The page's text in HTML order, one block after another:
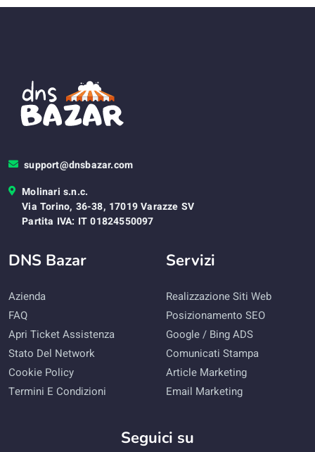
support@dnsbazar.com
Molinari s.n.c.
Via Torino, 36-38, 17019 Varazze SV
Partita IVA: IT 01824550097
DNS Bazar
Azienda
FAQ
Apri Ticket Assistenza
Stato Del Network
Cookie Policy
Termini E Condizioni
Servizi
Realizzazione Siti Web
Posizionamento SEO
Google / Bing ADS
Comunicati Stampa
Article Marketing
Email Marketing
Seguici su